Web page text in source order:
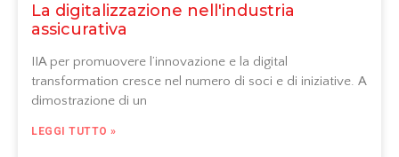
La digitalizzazione nell'industria
assicurativa
IIA per promuovere l’innovazione e la digital
transformation cresce nel numero di soci e di iniziative. A
dimostrazione di un
LEGGI TUTTO »